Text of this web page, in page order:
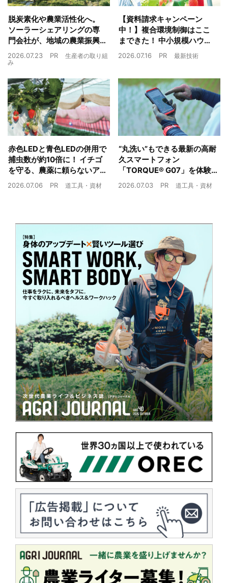
脱炭素化や農業活性化へ。
ソーラーシェアリングの専
門会社が、地域の農業振興
や経済循環をワンストップ
でサポート
2026.07.23 PR
生産者の取り組
み
【資料請求キャンペーン
中！】複合環境制御はここ
まできた！ 中小規模ハウス
でも検討しやすい高コスパ
複合環境制御装置が誕生
2026.07.16 PR 最新技術
赤色LEDと青色LEDの併用で
捕虫数が約10倍に！ イチゴ
を守る、農薬に頼らないア
ザミウマ対策
2026.07.06 PR 道工具・資材
“丸洗い”もできる最新の高耐
久スマートフォン
「TORQUE® G07」を体験
農業現場の“スマホの弱点”を
2026.07.03 PR 道工具・資材